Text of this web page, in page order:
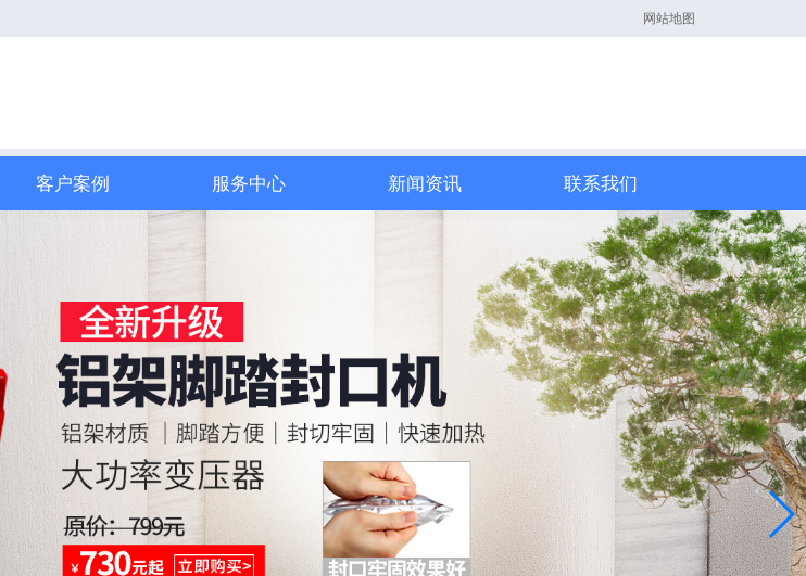
网站地图
客户案例 服务中心 新闻资讯 联系我们